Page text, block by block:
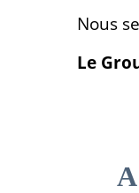
Nous
Le